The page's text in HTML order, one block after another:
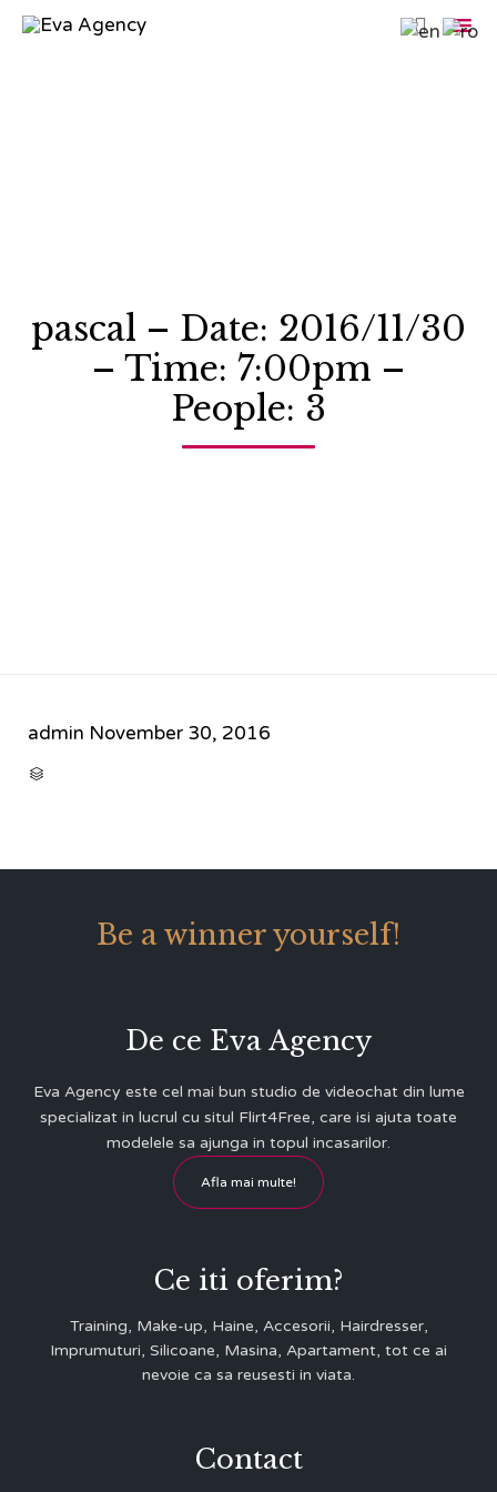

pascal – Date: 2016/11/30
– Time: 7:00pm –
People: 3
admin November 30, 2016

Be a winner yourself!
De ce Eva Agency
Eva Agency este cel mai bun studio de videochat din lume
specializat in lucrul cu situl Flirt4Free, care isi ajuta toate
modelele sa ajunga in topul incasarilor.
Afla mai multe!
Ce iti oferim?
Training, Make-up, Haine, Accesorii, Hairdresser,
Imprumuturi, Silicoane, Masina, Apartament, tot ce ai
nevoie ca sa reusesti in viata.
Contact